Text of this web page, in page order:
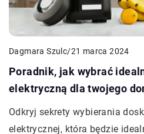
Dagmara Szulc/21 marca 2024
Poradnik, jak wybrać
elektryczną dla twojego
Odkryj sekrety wybierania
elektrycznej, która będzie